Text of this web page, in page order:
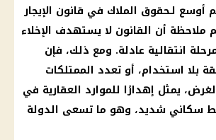
أوسع لـحقوق الملاك في قانون الإيجار
ملاحظة أن القانون لا يستهدف الإخلاء
انتقالية عادلة. ومع ذلك، فإن
بلا استخدام، أو تعدد الممتلكات
يمثل إهدارًا للموارد العقارية في
سكاني شديد، وهو ما تسعى الدولة